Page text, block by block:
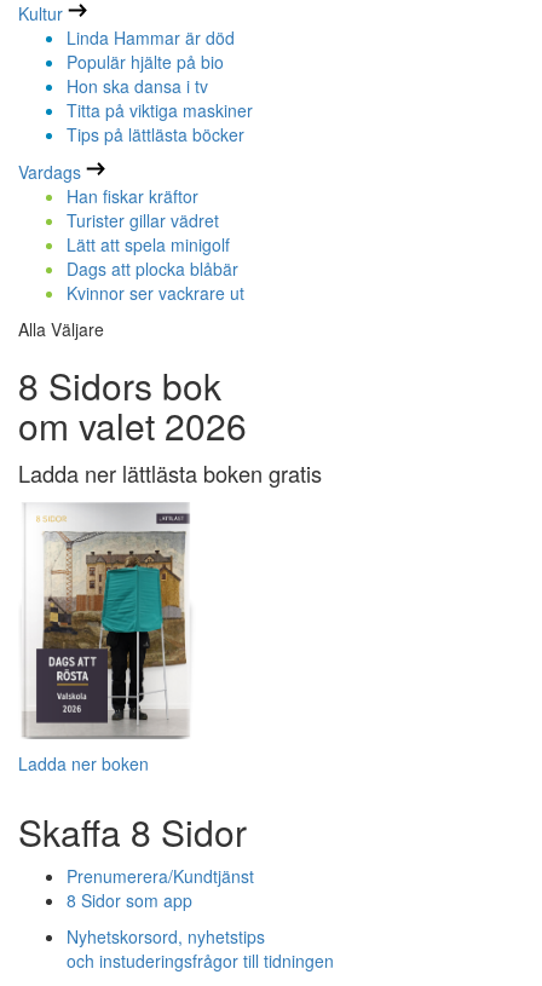
Kultur
Linda Hammar är död
Populär hjälte på bio
Hon ska dansa i tv
Titta på viktiga maskiner
Tips på lättlästa böcker
Vardags
Han fiskar kräftor
Turister gillar vädret
Lätt att spela minigolf
Dags att plocka blåbär
Kvinnor ser vackrare ut
Alla Väljare
8 Sidors bok
om valet 2026
Ladda ner lättlästa boken gratis
Ladda ner boken
Skaffa 8 Sidor
Prenumerera/Kundtjänst
8 Sidor som app
Nyhetskorsord, nyhetstips
och instuderingsfrågor till tidningen